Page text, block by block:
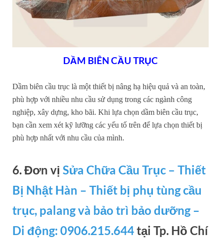
DẦM BIÊN CẦU TRỤC
Dầm biên cầu trục là một thiết bị nâng hạ hiệu quả và an toàn,
phù hợp với nhiều nhu cầu sử dụng trong các ngành công
nghiệp, xây dựng, kho bãi. Khi lựa chọn dầm biên cầu trục,
bạn cần xem xét kỹ lưỡng các yếu tố trên để lựa chọn thiết bị
phù hợp nhất với nhu cầu của mình.
6. Đơn vị Sửa Chữa Cầu Trục – Thiết
Bị Nhật Hàn – Thiết bị phụ tùng cầu
trục, palang và bảo trì bảo dưỡng –
Di động: 0906.215.644tại Tp. Hồ Chí